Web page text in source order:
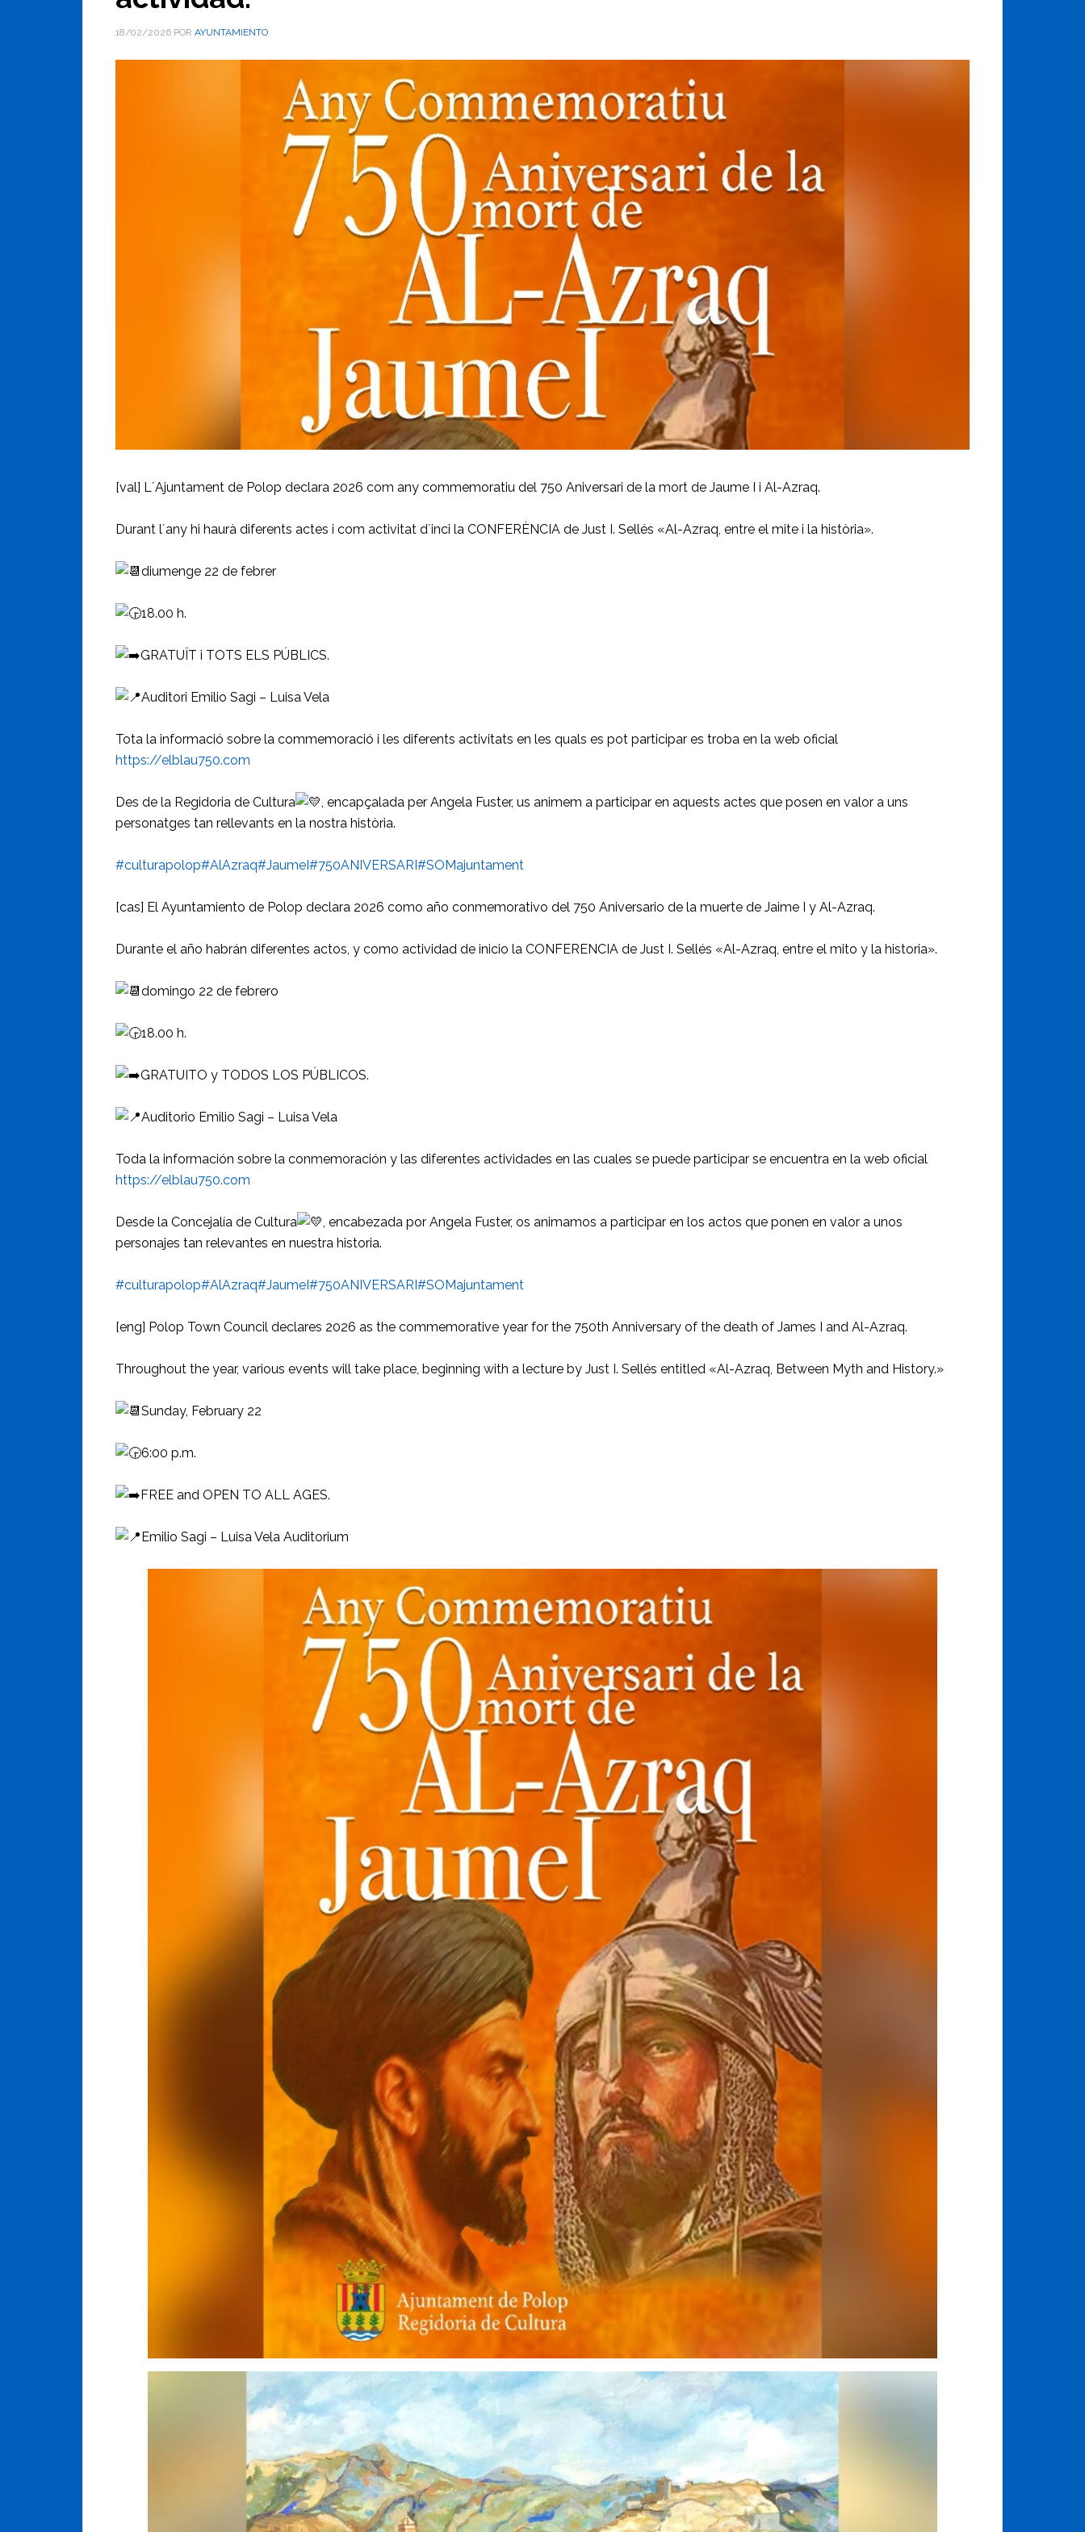
18/02/2026 POR AYUNTAMIENTO
[val] L´Ajuntament de Polop declara 2026 com any commemoratiu del 750 Aniversari de la mort de Jaume I i Al-Azraq.
Durant l´any hi haurà diferents actes i com activitat d´inci la CONFERÈNCIA de Just I. Sellés «Al-Azraq, entre el mite i la història».
diumenge 22 de febrer
18.00 h.
GRATUÏT i TOTS ELS PÚBLICS.
Auditori Emilio Sagi – Luisa Vela
Tota la informació sobre la commemoració i les diferents activitats en les quals es pot participar es troba en la web oficial
https://elblau750.com
Des de la Regidoria de Cultura
, encapçalada per Angela Fuster, us animem a participar en aquests actes que posen en valor a uns
personatges tan rellevants en la nostra història.
#culturapolop#AlAzraq#JaumeI#750ANIVERSARI#SOMajuntament
[cas] El Ayuntamiento de Polop declara 2026 como año conmemorativo del 750 Aniversario de la muerte de Jaime I y Al-Azraq.
Durante el año habrán diferentes actos, y como actividad de inicio la CONFERENCIA de Just I. Sellés «Al-Azraq, entre el mito y la historia».
domingo 22 de febrero
18.00 h.
GRATUITO y TODOS LOS PÚBLICOS.
Auditorio Emilio Sagi – Luisa Vela
Toda la información sobre la conmemoración y las diferentes actividades en las cuales se puede participar se encuentra en la web oficial
https://elblau750.com
Desde la Concejalía de Cultura
, encabezada por Angela Fuster, os animamos a participar en los actos que ponen en valor a unos
personajes tan relevantes en nuestra historia.
#culturapolop#AlAzraq#JaumeI#750ANIVERSARI#SOMajuntament
[eng] Polop Town Council declares 2026 as the commemorative year for the 750th Anniversary of the death of James I and Al-Azraq.
Throughout the year, various events will take place, beginning with a lecture by Just I. Sellés entitled «Al-Azraq, Between Myth and History.»
Sunday, February 22
6:00 p.m.
FREE and OPEN TO ALL AGES.
Emilio Sagi – Luisa Vela Auditorium